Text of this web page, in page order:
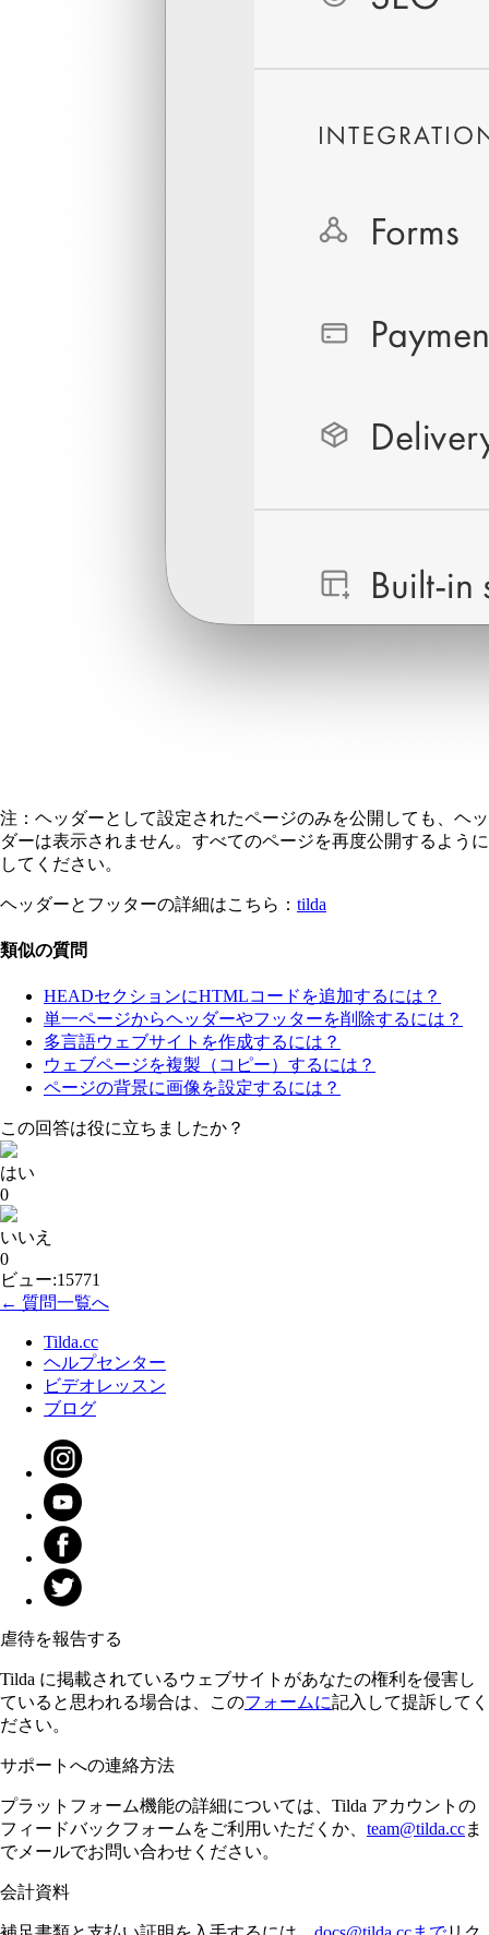
注：ヘッダーとして設定されたページのみを公開しても、ヘッ
ダーは表示されません。すべてのページを再度公開するように
してください。
ヘッダーとフッターの詳細はこちら： tilda
類似の質問
HEADセクションにHTMLコードを追加するには？
単一ページからヘッダーやフッターを削除するには？
多言語ウェブサイトを作成するには？
ウェブページを複製（コピー）するには？
ページの背景に画像を設定するには？
この回答は役に立ちましたか？
はい
0
いいえ
0
ビュー:15771
← 質問一覧へ
Tilda.cc
ヘルプセンター
ビデオレッスン
ブログ
虐待を報告する
Tilda に掲載されているウェブサイトがあなたの権利を侵害し
ていると思われる場合は、このフォームに記入して提訴してく
ださい。
サポートへの連絡方法
プラットフォーム機能の詳細については、Tilda アカウントの
フィードバックフォームをご利用いただくか、 team@tilda.ccま
でメールでお問い合わせください。
会計資料